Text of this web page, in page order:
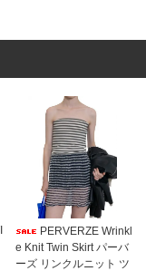
PERVERZE Wrinkl
e Knit Twin Skirt パーバ
ーズ リンクルニット ツ